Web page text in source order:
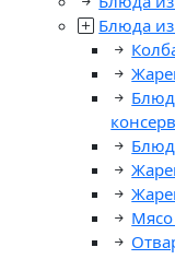
Блюда
Мясо